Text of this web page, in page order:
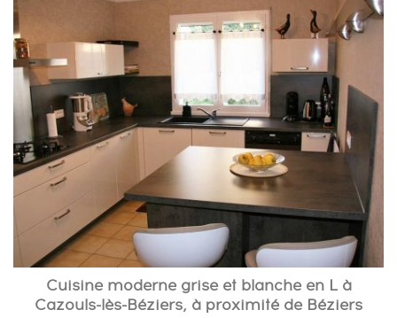
Cuisine moderne grise et blanche en L à
Cazouls-lès-Béziers, à proximité de Béziers